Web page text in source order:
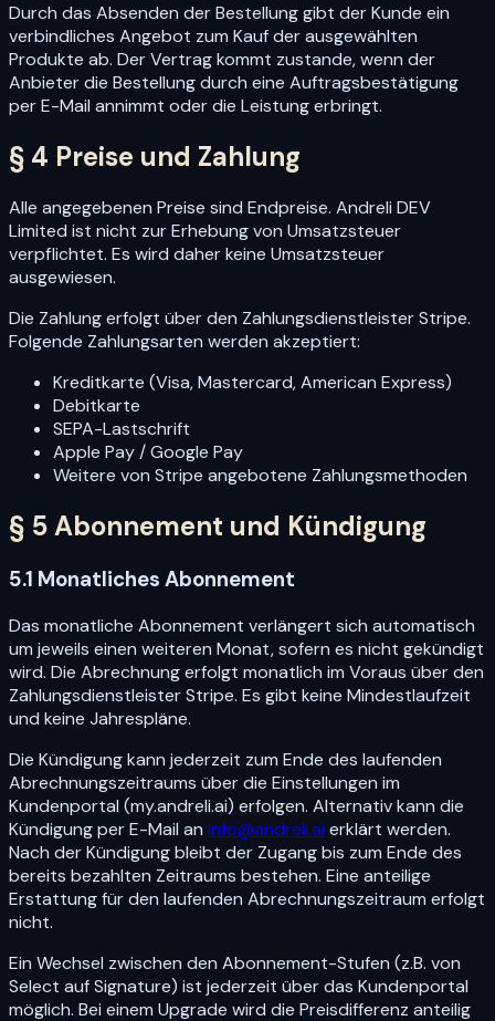
Durch das Absenden der Bestellung gibt der Kunde ein
verbindliches Angebot zum Kauf der ausgewählten
Produkte ab. Der Vertrag kommt zustande, wenn der
Anbieter die Bestellung durch eine Auftragsbestätigung
per E-Mail annimmt oder die Leistung erbringt.
§ 4 Preise und Zahlung
Alle angegebenen Preise sind Endpreise. Andreli DEV
Limited ist nicht zur Erhebung von Umsatzsteuer
verpflichtet. Es wird daher keine Umsatzsteuer
ausgewiesen.
Die Zahlung erfolgt über den Zahlungsdienstleister Stripe.
Folgende Zahlungsarten werden akzeptiert:
Kreditkarte (Visa, Mastercard, American Express)
Debitkarte
SEPA-Lastschrift
Apple Pay / Google Pay
Weitere von Stripe angebotene Zahlungsmethoden
§ 5 Abonnement und Kündigung
5.1 Monatliches Abonnement
Das monatliche Abonnement verlängert sich automatisch
um jeweils einen weiteren Monat, sofern es nicht gekündigt
wird. Die Abrechnung erfolgt monatlich im Voraus über den
Zahlungsdienstleister Stripe. Es gibt keine Mindestlaufzeit
und keine Jahrespläne.
Die Kündigung kann jederzeit zum Ende des laufenden
Abrechnungszeitraums über die Einstellungen im
Kundenportal (my.andreli.ai) erfolgen. Alternativ kann die
Kündigung per E-Mail an info@andreli.ai erklärt werden.
Nach der Kündigung bleibt der Zugang bis zum Ende des
bereits bezahlten Zeitraums bestehen. Eine anteilige
Erstattung für den laufenden Abrechnungszeitraum erfolgt
nicht.
Ein Wechsel zwischen den Abonnement-Stufen (z.B. von
Select auf Signature) ist jederzeit über das Kundenportal
möglich. Bei einem Upgrade wird die Preisdifferenz anteilig